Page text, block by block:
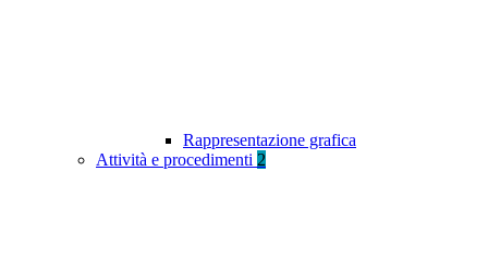
Rappresentazione grafica
Attività e procedimenti 2